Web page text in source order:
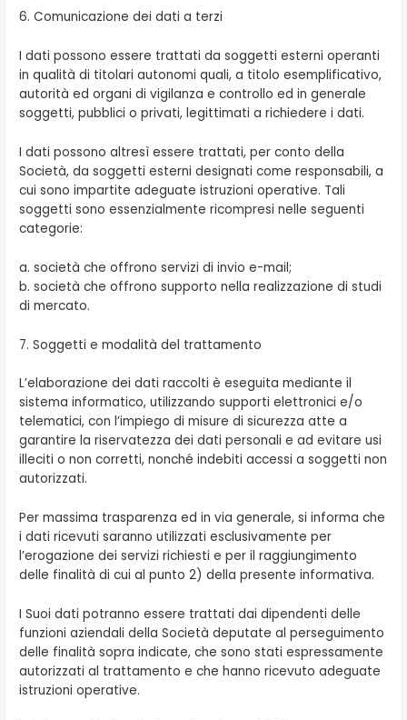
6. Comunicazione dei dati a terzi
I dati possono essere trattati da soggetti esterni operanti
in qualità di titolari autonomi quali, a titolo esemplificativo,
autorità ed organi di vigilanza e controllo ed in generale
soggetti, pubblici o privati, legittimati a richiedere i dati.
I dati possono altresì essere trattati, per conto della
Società, da soggetti esterni designati come responsabili, a
cui sono impartite adeguate istruzioni operative. Tali
soggetti sono essenzialmente ricompresi nelle seguenti
categorie:
a. società che offrono servizi di invio e-mail;
b. società che offrono supporto nella realizzazione di studi
di mercato.
7. Soggetti e modalità del trattamento
L’elaborazione dei dati raccolti è eseguita mediante il
sistema informatico, utilizzando supporti elettronici e/o
telematici, con l’impiego di misure di sicurezza atte a
garantire la riservatezza dei dati personali e ad evitare usi
illeciti o non corretti, nonché indebiti accessi a soggetti non
autorizzati.
Per massima trasparenza ed in via generale, si informa che
i dati ricevuti saranno utilizzati esclusivamente per
l’erogazione dei servizi richiesti e per il raggiungimento
delle finalità di cui al punto 2) della presente informativa.
I Suoi dati potranno essere trattati dai dipendenti delle
funzioni aziendali della Società deputate al perseguimento
delle finalità sopra indicate, che sono stati espressamente
autorizzati al trattamento e che hanno ricevuto adeguate
istruzioni operative.